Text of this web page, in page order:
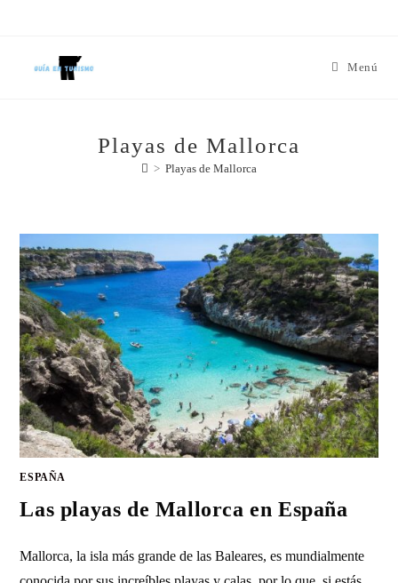
Menú
Playas de Mallorca
> Playas de Mallorca
ESPAÑA
Las playas de Mallorca en España
Mallorca, la isla más grande de las Baleares, es mundialmente